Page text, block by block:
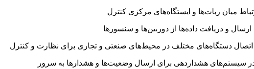
میان ربات‌ها و ایستگاه‌های مرکزی کنترل
ارسال و دریافت داده‌ها از دوربین‌ها و سنسورها
اتصال دستگاه‌های مختلف در محیط‌های صنعتی و تجاری برای نظارت و کنترل
در سیستم‌های هشداردهی برای ارسال وضعیت‌ها و هشدارها به سرور